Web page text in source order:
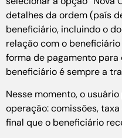
detalhes da ordem (país
beneficiário, incluindo o
relação com o
forma de pagamento para
beneficiário é sempre a
Nesse momento, o
operação: comissões,
final que o beneficiário